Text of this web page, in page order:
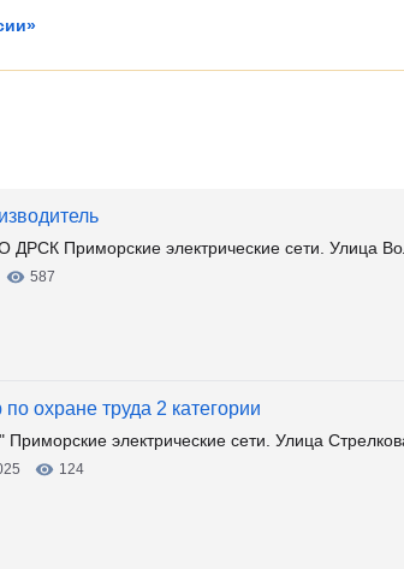
ДРСК Приморские электрические сети. Улица
587
охране труда 2 категории
электрические сети. Улица
124